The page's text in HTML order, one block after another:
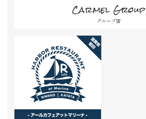
Carmel Group
グループ店